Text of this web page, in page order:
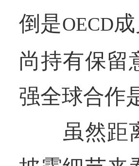
倒是OECD
尚持有保留
强全球合作
虽然距离